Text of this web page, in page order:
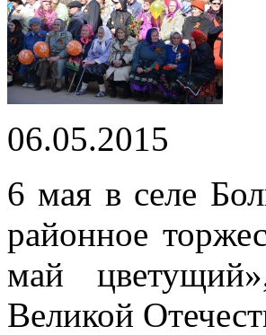
06.05.2015
6 мая в селе
районное
май
Великой